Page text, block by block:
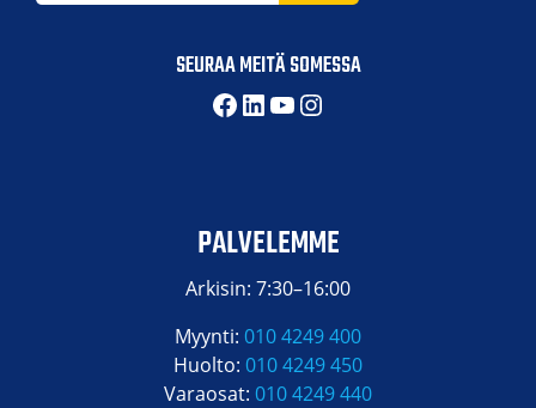
SEURAA MEITÄ SOMESSA
Facebook
LinkedIn
YouTube
Instagram
PALVELEMME
Arkisin: 7:30–16:00
Myynti: 010 4249 400
Huolto: 010 4249 450
Varaosat: 010 4249 440